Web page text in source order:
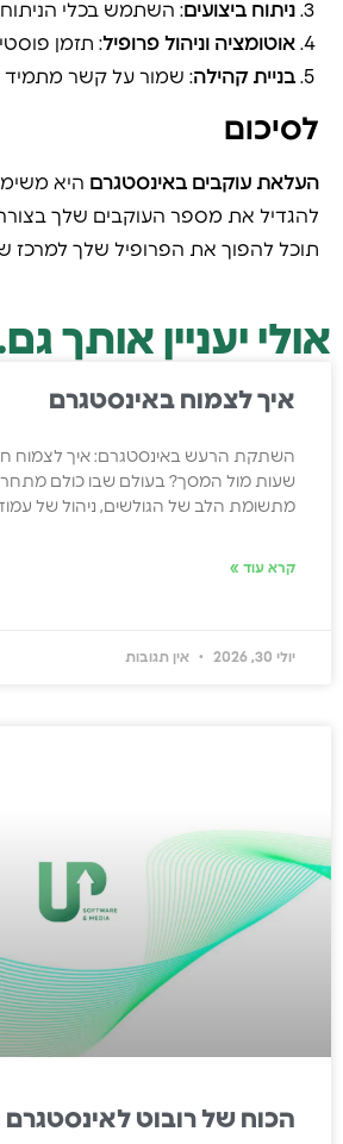
ניתוח ביצועים: השתמש בכלי הניתוח
אוטומציה וניהול פרופיל: תזמן
בניית קהילה: שמור על קשר מתמיד
לסיכום
העלאת עוקבים באינסטגרם היא
להגדיל את מספר העוקבים שלך
תוכל להפוך את הפרופיל שלך למרכז
אולי יעניין אותך
איך לצמוח באינסטגרם
השתקת הרעש באינסטגרם: איך לצמוח
שעות מול המסך? בעולם שבו כולם
מתשומת הלב של הגולשים, ניהול של
קרא עוד »
יולי 30, 2026 אין תגובות
הכוח של רובוט לאינסטגרם